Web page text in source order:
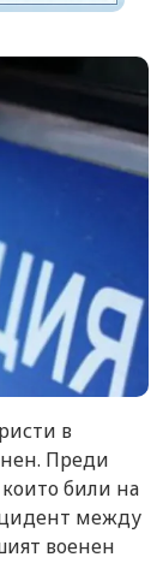
в
Преди
били на
между
военен